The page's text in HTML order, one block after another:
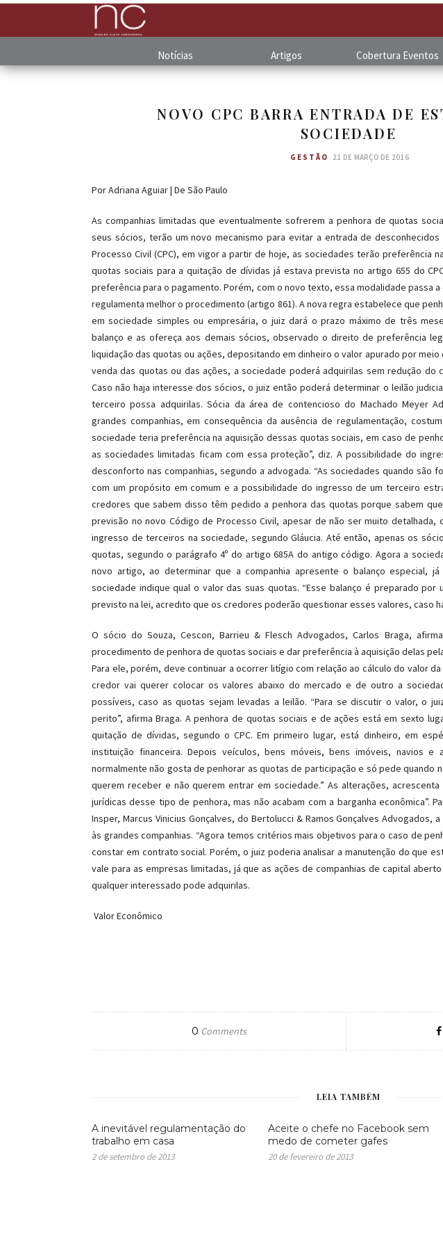
Notícias Artigos Cobertura Eventos
NOVO CPC BARRA ENTRADA DE
SOCIEDADE
GESTÃO 21 DE MARÇO DE 2016
Por Adriana Aguiar | De São Paulo
As companhias limitadas que eventualmente sofrerem a penhora de quotas
seus sócios, terão um novo mecanismo para evitar a entrada de
Processo Civil (CPC), em vigor a partir de hoje, as sociedades terão preferência
quotas sociais para a quitação de dívidas já estava prevista no artigo 655 do
preferência para o pagamento. Porém, com o novo texto, essa modalidade passa
regulamenta melhor o procedimento (artigo 861). A nova regra estabelece que
em sociedade simples ou empresária, o juiz dará o prazo máximo de três
balanço e as ofereça aos demais sócios, observado o direito de preferência
liquidação das quotas ou ações, depositando em dinheiro o valor apurado por
venda das quotas ou das ações, a sociedade poderá adquiri­las sem redução do
Caso não haja interesse dos sócios, o juiz então poderá determinar o leilão
terceiro possa adquiri­las. Sócia da área de contencioso do Machado Meyer
grandes companhias, em consequência da ausência de regulamentação,
sociedade teria preferência na aquisição dessas quotas sociais, em caso de
as sociedades limitadas ficam com essa proteção”, diz. A possibilidade do
desconforto nas companhias, segundo a advogada. “As sociedades quando são
com um propósito em comum e a possibilidade do ingresso de um terceiro
credores que sabem disso têm pedido a penhora das quotas porque sabem
previsão no novo Código de Processo Civil, apesar de não ser muito
ingresso de terceiros na sociedade, segundo Gláucia. Até então, apenas os
quotas, segundo o parágrafo 4º do artigo 685­A do antigo código. Agora a
novo artigo, ao determinar que a companhia apresente o balanço especial,
sociedade indique qual o valor das suas quotas. “Esse balanço é preparado por
previsto na lei, acredito que os credores poderão questionar esses valores, caso
O sócio do Souza, Cescon, Barrieu & Flesch Advogados, Carlos Braga,
procedimento de penhora de quotas sociais e dar preferência à aquisição delas
Para ele, porém, deve continuar a ocorrer litígio com relação ao cálculo do valor
credor vai querer colocar os valores abaixo do mercado e de outro a
possíveis, caso as quotas sejam levadas a leilão. “Para se discutir o valor, o
perito”, afirma Braga. A penhora de quotas sociais e de ações está em sexto
quitação de dívidas, segundo o CPC. Em primeiro lugar, está dinheiro, em
instituição financeira. Depois veículos, bens móveis, bens imóveis, navios e
normalmente não gosta de penhorar as quotas de participação e só pede quando
querem receber e não querem entrar em sociedade.” As alterações,
jurídicas desse tipo de penhora, mas não acabam com a barganha econômica”.
Insper, Marcus Vinicius Gonçalves, do Bertolucci & Ramos Gonçalves Advogados,
às grandes companhias. “Agora temos critérios mais objetivos para o caso de
constar em contrato social. Porém, o juiz poderia analisar a manutenção do que
vale para as empresas limitadas, já que as ações de companhias de capital
qualquer interessado pode adquiri­las.
Valor Econômico
0 Comments
LEIA TAMBÉM
A inevitável regulamentação do
trabalho em casa
2 de setembro de 2013
Aceite o chefe no Facebook sem
medo de cometer gafes
20 de fevereiro de 2013